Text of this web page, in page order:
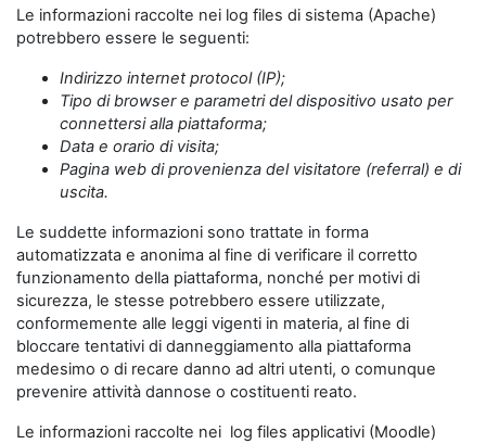
Le informazioni raccolte nei log files di sistema (Apache)
potrebbero essere le seguenti:
Indirizzo internet protocol (IP);
Tipo di browser e parametri del dispositivo usato per
connettersi alla piattaforma;
Data e orario di visita;
Pagina web di provenienza del visitatore (referral) e di
uscita.
Le suddette informazioni sono trattate in forma
automatizzata e anonima al fine di verificare il corretto
funzionamento della piattaforma, nonché per motivi di
sicurezza, le stesse potrebbero essere utilizzate,
conformemente alle leggi vigenti in materia, al fine di
bloccare tentativi di danneggiamento alla piattaforma
medesimo o di recare danno ad altri utenti, o comunque
prevenire attività dannose o costituenti reato.
Le informazioni raccolte nei log files applicativi (Moodle)